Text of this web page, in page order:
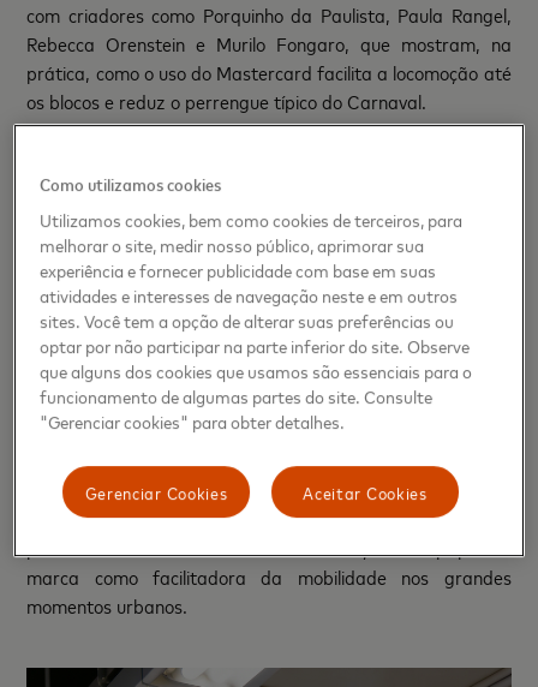
com criadores como Porquinho da Paulista, Paula Rangel,
Rebecca Orenstein e Murilo Fongaro, que mostram, na
prática, como o uso do Mastercard facilita a locomoção até
os blocos e reduz o perrengue típico do Carnaval.
inédita da Mastercard com o perfil oficial do Metrô de São
Paulo, levando conteúdos educativos sobre mobilidade
urbana e o uso do cartão por aproximação no transporte
público.
Como destaque dessa parceria, a Mastercard e o Metrô
de São Paulo apresentam aCatraquinha, personagem
criada a partir de uma trend com objetos criados com
inteligência artificial. De forma autêntica, bem-humorada e
didática, ela passa a dar dicas de mobilidade para os
foliões, ajudando o público a circular pela cidade com mais
marca como facilitadora da mobilidade nos grandes
momentos urbanos.
Como utilizamos cookies
Utilizamos cookies, bem como cookies de terceiros, para
melhorar o site, medir nosso público, aprimorar sua
experiência e fornecer publicidade com base em suas
atividades e interesses de navegação neste e em outros
sites. Você tem a opção de alterar suas preferências ou
optar por não participar na parte inferior do site. Observe
que alguns dos cookies que usamos são essenciais para o
funcionamento de algumas partes do site. Consulte
"Gerenciar cookies" para obter detalhes.
Aceitar Cookies
Gerenciar Cookies